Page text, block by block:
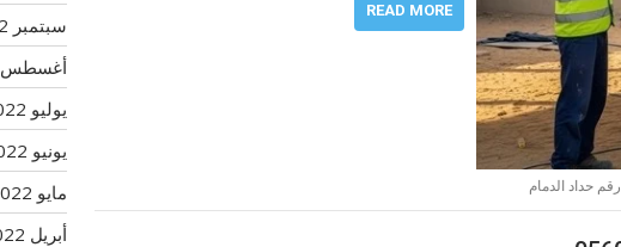
READ MORE
رقم حداد الدمام
سبتمبر 2022
أغسطس 2022
يوليو 2022
يونيو 2022
مايو 2022
أبريل 2022